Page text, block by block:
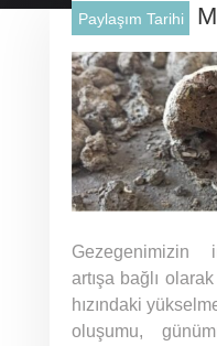
Paylaşım Tarihi
Gezegenimizin
artışa bağlı
hızındaki
oluşumu,